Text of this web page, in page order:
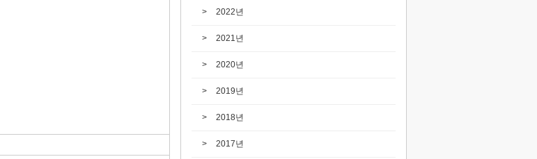
2022년
2021년
2020년
2019년
2018년
2017년